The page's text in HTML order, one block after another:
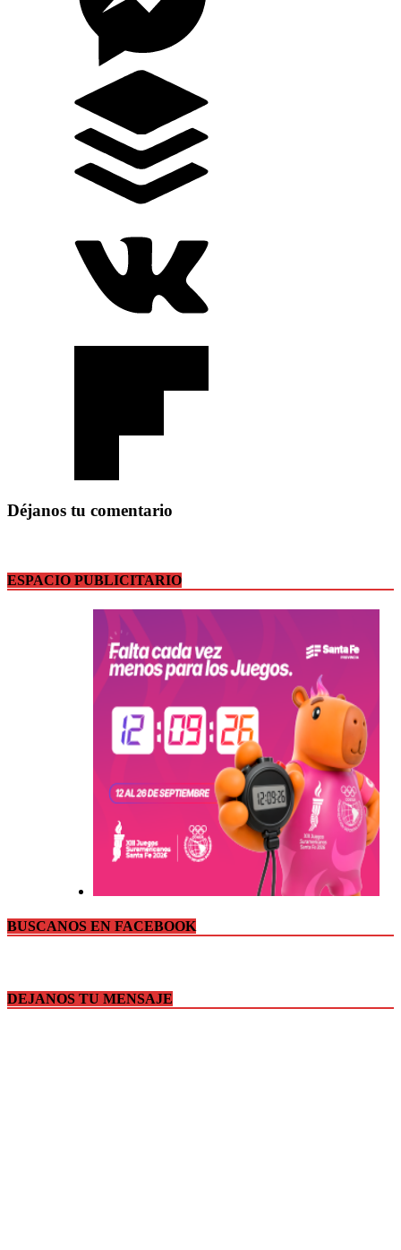
Déjanos tu comentario
ESPACIO PUBLICITARIO
BUSCANOS EN FACEBOOK
DEJANOS TU MENSAJE